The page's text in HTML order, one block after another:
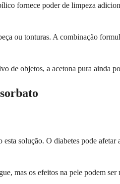
fornece poder de limpeza
ou tonturas. A combinação
de objetos, a acetona pura ainda
solução. O diabetes pode
mas os efeitos na pele podem